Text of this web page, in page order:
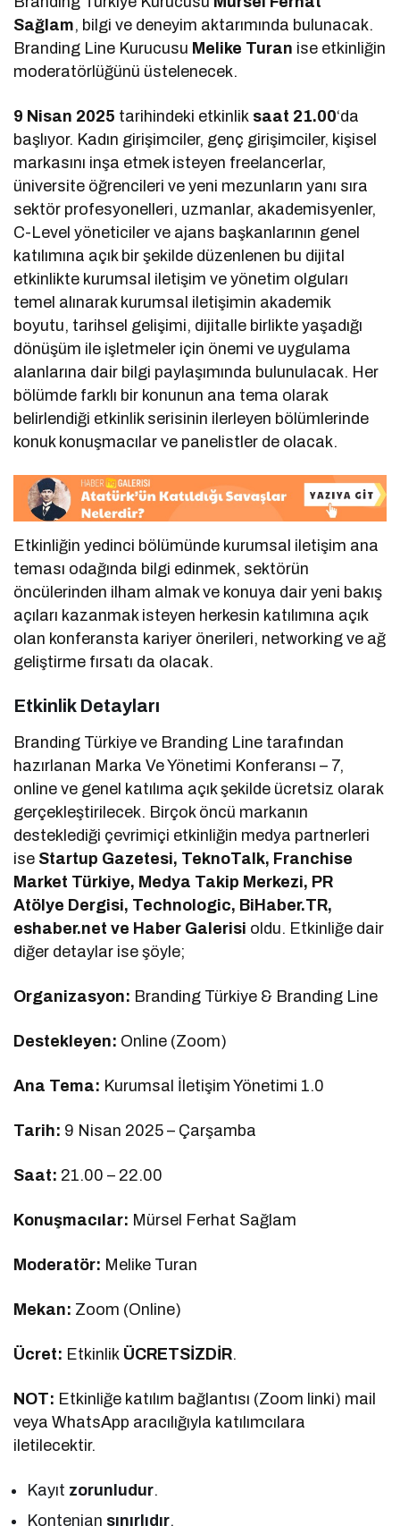
Sağlam, bilgi ve deneyim aktarımında bulunacak.
Branding Line Kurucusu Melike Turan ise etkinliğin
moderatörlüğünü üstelenecek.
9 Nisan 2025 tarihindeki etkinlik saat 21.00‘da
başlıyor. Kadın girişimciler, genç girişimciler, kişisel
markasını inşa etmek isteyen freelancerlar,
üniversite öğrencileri ve yeni mezunların yanı sıra
sektör profesyonelleri, uzmanlar, akademisyenler,
C-Level yöneticiler ve ajans başkanlarının genel
katılımına açık bir şekilde düzenlenen bu dijital
etkinlikte kurumsal iletişim ve yönetim olguları
temel alınarak kurumsal iletişimin akademik
boyutu, tarihsel gelişimi, dijitalle birlikte yaşadığı
dönüşüm ile işletmeler için önemi ve uygulama
alanlarına dair bilgi paylaşımında bulunulacak. Her
bölümde farklı bir konunun ana tema olarak
belirlendiği etkinlik serisinin ilerleyen bölümlerinde
konuk konuşmacılar ve panelistler de olacak.
Etkinliğin yedinci bölümünde kurumsal iletişim ana
teması odağında bilgi edinmek, sektörün
öncülerinden ilham almak ve konuya dair yeni bakış
açıları kazanmak isteyen herkesin katılımına açık
olan konferansta kariyer önerileri, networking ve ağ
geliştirme fırsatı da olacak.
Etkinlik Detayları
Branding Türkiye ve Branding Line tarafından
hazırlanan Marka Ve Yönetimi Konferansı – 7,
online ve genel katılıma açık şekilde ücretsiz olarak
gerçekleştirilecek. Birçok öncü markanın
desteklediği çevrimiçi etkinliğin medya partnerleri
ise Startup Gazetesi, TeknoTalk, Franchise
Market Türkiye, Medya Takip Merkezi, PR
Atölye Dergisi, Technologic, BiHaber.TR,
eshaber.net ve Haber Galerisi oldu. Etkinliğe dair
diğer detaylar ise şöyle;
Organizasyon: Branding Türkiye & Branding Line
Destekleyen: Online (Zoom)
Ana Tema: Kurumsal İletişim Yönetimi 1.0
Tarih: 9 Nisan 2025 – Çarşamba
Saat: 21.00 – 22.00
Konuşmacılar: Mürsel Ferhat Sağlam
Moderatör: Melike Turan
Mekan: Zoom (Online)
Ücret: Etkinlik ÜCRETSİZDİR.
NOT: Etkinliğe katılım bağlantısı (Zoom linki) mail
veya WhatsApp aracılığıyla katılımcılara
iletilecektir.
Kayıt zorunludur.
Kontenjan sınırlıdır.